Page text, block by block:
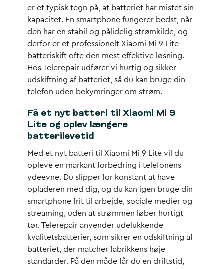
er et typisk tegn på, at batteriet har mistet sin
kapacitet. En smartphone fungerer bedst, når
den har en stabil og pålidelig strømkilde, og
derfor er et professionelt Xiaomi Mi 9 Lite
batteriskift ofte den mest effektive løsning.
Hos Telerepair udfører vi hurtig og sikker
udskiftning af batteriet, så du kan bruge din
telefon uden bekymringer om strøm.
Få et nyt batteri til Xiaomi Mi 9
Lite og oplev længere
batterilevetid
Med et nyt batteri til Xiaomi Mi 9 Lite vil du
opleve en markant forbedring i telefonens
ydeevne. Du slipper for konstant at have
opladeren med dig, og du kan igen bruge din
smartphone frit til arbejde, sociale medier og
streaming, uden at strømmen løber hurtigt
tør. Telerepair anvender udelukkende
kvalitetsbatterier, som sikrer en udskiftning af
batteriet, der matcher fabrikkens høje
standarder. På den måde får du en driftstid,